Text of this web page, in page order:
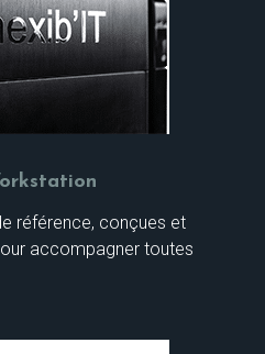
référence, conçues et
accompagner toutes